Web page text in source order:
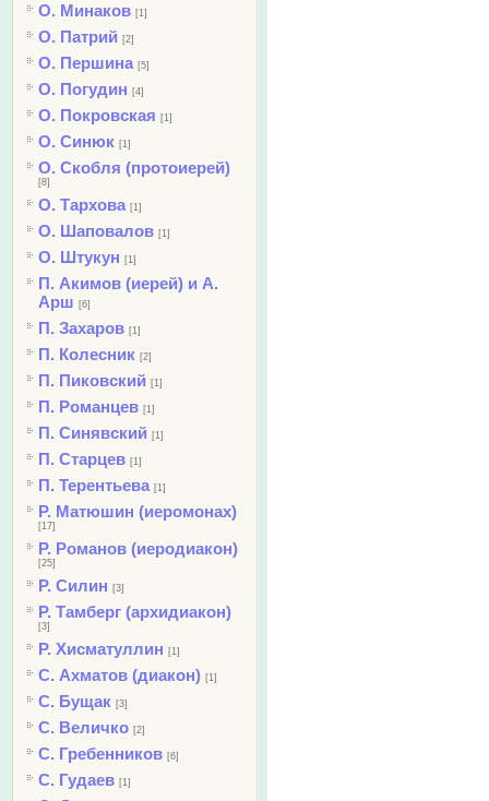
О. Минаков [1]
О. Патрий [2]
О. Першина [5]
О. Погудин [4]
О. Покровская [1]
О. Синюк [1]
О. Скобля (протоиерей)
[8]
О. Тархова [1]
О. Шаповалов [1]
О. Штукун [1]
П. Акимов (иерей) и А.
Арш [6]
П. Захаров [1]
П. Колесник [2]
П. Пиковский [1]
П. Романцев [1]
П. Синявский [1]
П. Старцев [1]
П. Терентьева [1]
Р. Матюшин (иеромонах)
[17]
Р. Романов (иеродиакон)
[25]
Р. Силин [3]
Р. Тамберг (архидиакон)
[3]
Р. Хисматуллин [1]
С. Ахматов (диакон) [1]
С. Бущак [3]
С. Величко [2]
С. Гребенников [6]
С. Гудаев [1]